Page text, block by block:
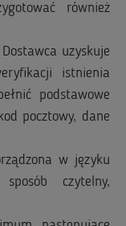
również
uzyskuje
istnienia
podstawowe
pocztowy, dane
w języku
czytelny,